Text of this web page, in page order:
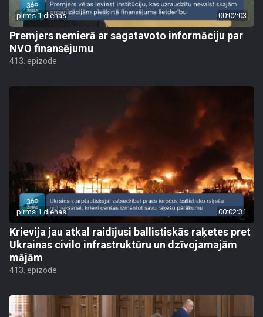
pirms 1 dienas 00:02:03
Premjers nemierā ar sagatavoto informāciju par
NVO finansējumu
413. epizode
pirms 1 dienas 00:02:31
Krievija jau atkal raidījusi ballistiskās raķetes pret
Ukrainas civilo infrastruktūru un dzīvojamajām
mājām
413. epizode